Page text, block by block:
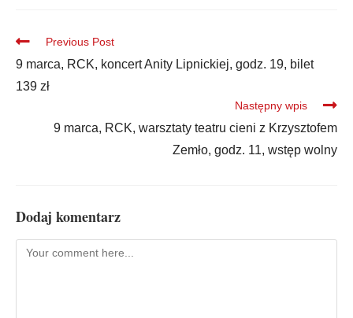
Previous Post
9 marca, RCK, koncert Anity Lipnickiej, godz. 19, bilet
139 zł
Następny wpis
9 marca, RCK, warsztaty teatru cieni z Krzysztofem
Zemło, godz. 11, wstęp wolny
Dodaj komentarz